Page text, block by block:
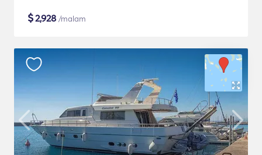
$2,928 /malam